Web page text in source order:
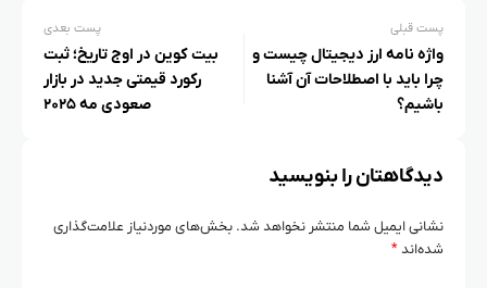
پست قبلی
واژه‌ نامه ارز دیجیتال چیست و
چرا باید با اصطلاحات آن آشنا
باشیم؟
پست بعدی
بیت کوین در اوج تاریخ؛ ثبت
رکورد قیمتی جدید در بازار
صعودی مه ۲۰۲۵
دیدگاهتان را بنویسید
نشانی ایمیل شما منتشر نخواهد شد. بخش‌های موردنیاز علامت‌گذاری
شده‌اند*